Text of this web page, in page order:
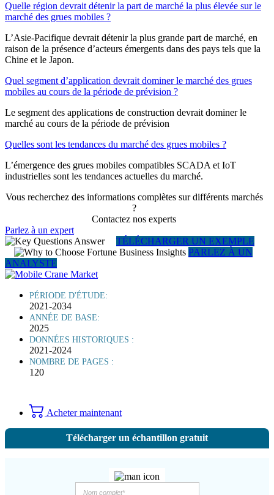
Quelle région devrait détenir la part de marché la plus élevée sur le
marché des grues mobiles ?
L’Asie-Pacifique devrait détenir la plus grande part de marché, en
raison de la présence d’acteurs émergents dans des pays tels que la
Chine et le Japon.
Quel segment d’application devrait dominer le marché des grues
mobiles au cours de la période de prévision ?
Le segment des applications de construction devrait dominer le
marché au cours de la période de prévision
Quelles sont les tendances du marché des grues mobiles ?
L’émergence des grues mobiles compatibles SCADA et IoT
industrielles sont les tendances actuelles du marché.
Vous recherchez des informations complètes sur différents marchés
?
Contactez nos experts
Parlez à un expert
TÉLÉCHARGER UN EXEMPLE
PARLEZ À UN
ANALYSTE
PÉRIODE D'ÉTUDE:
2021-2034
ANNÉE DE BASE:
2025
DONNÉES HISTORIQUES :
2021-2024
NOMBRE DE PAGES :
120
Acheter maintenant
Télécharger un échantillon gratuit